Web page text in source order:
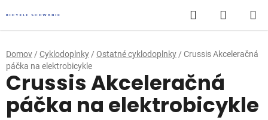
na
obsah
Hľadať
KOŠÍK
Domov / Cyklodoplnky / Ostatné cyklodoplnky / Crussis Akceleračná
páčka na elektrobicykle
Crussis Akceleračná
páčka na elektrobicykle